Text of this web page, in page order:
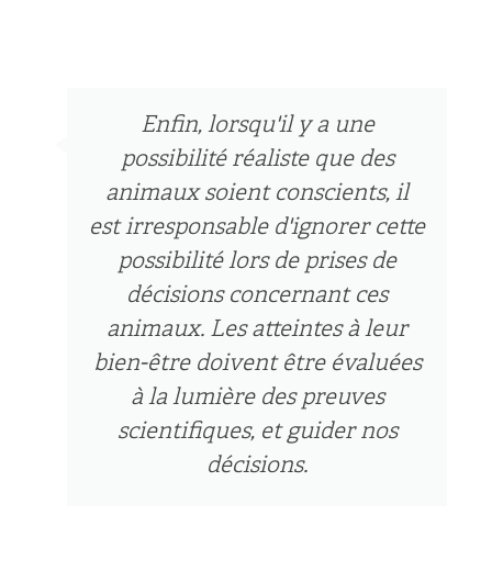
Enfin, lorsqu'il y a une
possibilité réaliste que des
animaux soient conscients, il
est irresponsable d'ignorer cette
possibilité lors de prises de
décisions concernant ces
animaux. Les atteintes à leur
bien-être doivent être évaluées
à la lumière des preuves
scientifiques, et guider nos
décisions.